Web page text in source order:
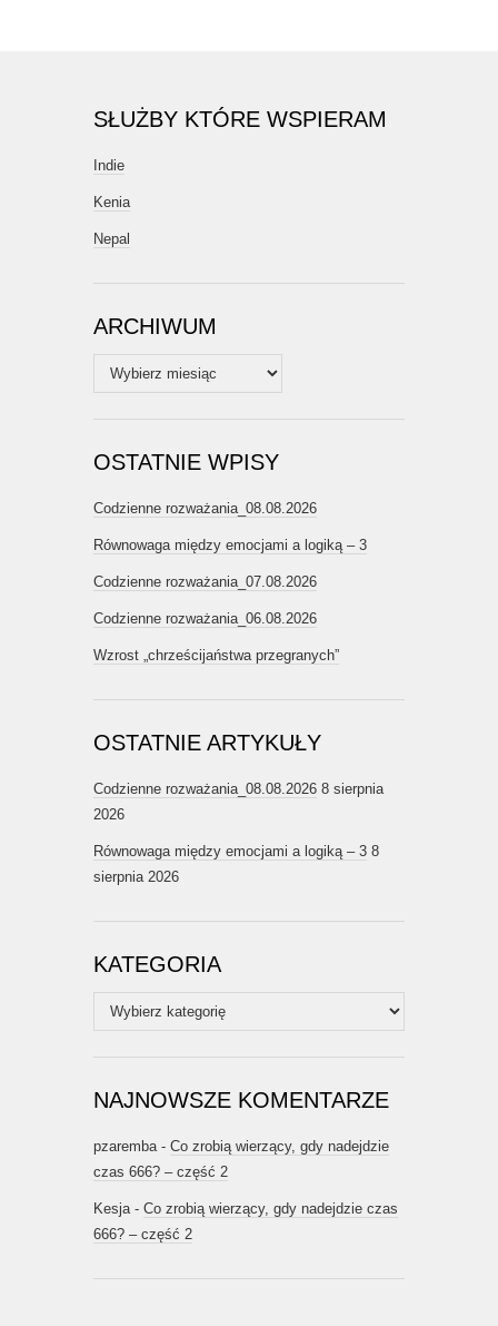
SŁUŻBY KTÓRE WSPIERAM
Indie
Kenia
Nepal
ARCHIWUM
Archiwum
OSTATNIE WPISY
Codzienne rozważania_08.08.2026
Równowaga między emocjami a logiką – 3
Codzienne rozważania_07.08.2026
Codzienne rozważania_06.08.2026
Wzrost „chrześcijaństwa przegranych”
OSTATNIE ARTYKUŁY
Codzienne rozważania_08.08.2026 8 sierpnia
2026
Równowaga między emocjami a logiką – 3 8
sierpnia 2026
KATEGORIA
Kategoria
NAJNOWSZE KOMENTARZE
pzaremba- Co zrobią wierzący, gdy nadejdzie
czas 666? – część 2
Kesja- Co zrobią wierzący, gdy nadejdzie czas
666? – część 2